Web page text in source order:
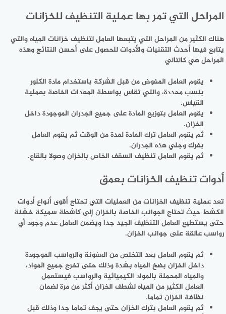
المراحل التي تمر بها عملية التنظيف للخزانات
هناك الكثير من المراحل التي يتبعها العامل لتنظيف خزانات المياه والتي
يتابع فيها أحدث التقنيات والأدوات للحصول على أحسن النتائج وهذه
المراحل هي كالتالي
يقوم العامل المفوض من قبل الشركة باستخدام مادة الكلور
بنسب محددة، والتي تقاس بواسطة المعدات الخاصة بعملية
القياس.
يقوم العامل بتوزيع المادة على جميع الجدران الموجودة داخل
الخزان.
ثم يقوم العامل ترك المادة لمدة من الوقت ثم يقوم العامل
بفرك وجلي هذه الجدران.
ثم يقوم العامل تنظيف السقف الخاص بالخزان وصولا بالقاع.
أدوات تنظيف الخزانات بعمق
تعد عملية تنظيف الخزانات من العمليات التي تحتاج أقوى أنواع أدوات
الكشط حيث تحتاج الجوانب الخاصة بالخزان إلى كاشطة سميكة خشنة
حتى يستطيع العامل التنظيف الجيد جدا ويضمن العامل عدم وجود أي
رواسب عالقة على جوانب الخزان.
ثم يقوم العامل بعد التخلص من العفونة والرواسب الموجودة
داخل الخزان بضخ المياه بشدة وذلك حتى تخرج جميع المواد،
والمياه المحملة بالمواد الكيميائية والرواسب فيستعمل
العامل الكثير من المياه لشطف الخزان أكثر من مرة لضمان
نظافة الخزان تماما.
ثم يقوم العامل بترك الخزان حتى يجف تماما جدا وذلك قبل